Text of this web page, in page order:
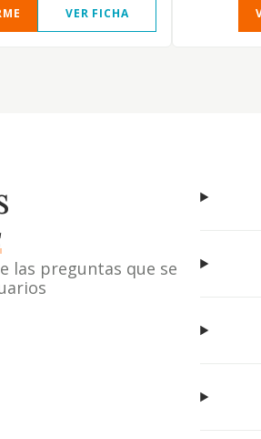
VER FICHA
las preguntas que se